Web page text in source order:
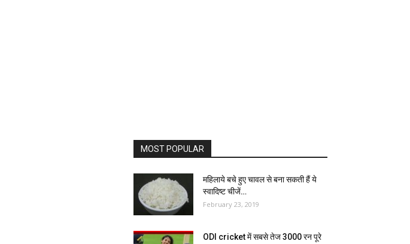
MOST POPULAR
महिलाये बचे हुए चावल से बना सकती हैं ये
स्वादिष्ट चीजें…
February 23, 2019
ODI cricket में सबसे तेज 3000 रन पूरे